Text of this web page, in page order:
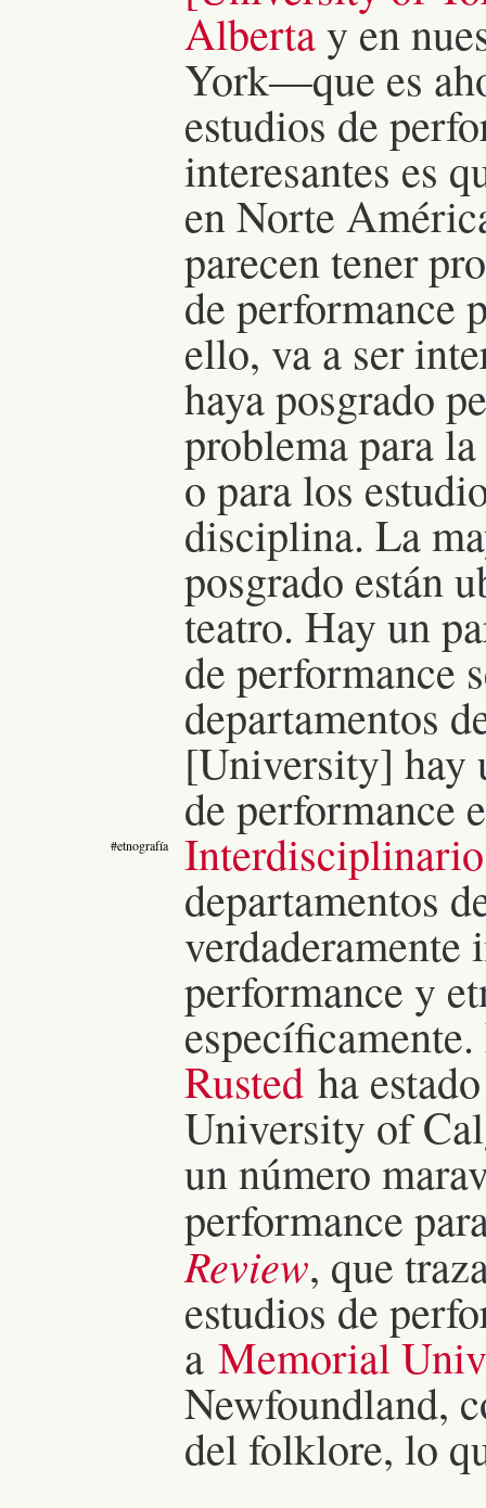
Albertay en
York—que es
estudios de
interesantes es
en Norte
parecen tener
de performance
ello, va a ser
haya posgrado
problema para
o para los
disciplina. La
posgrado están
teatro. Hay un
de performance
departamentos
[University] hay
de performance
#etnografía
departamentos
verdaderamente
performance y
Rusted ha
University of
un número
performance
Review, que
estudios de
a Memorial
Newfoundland,
del folklore, lo